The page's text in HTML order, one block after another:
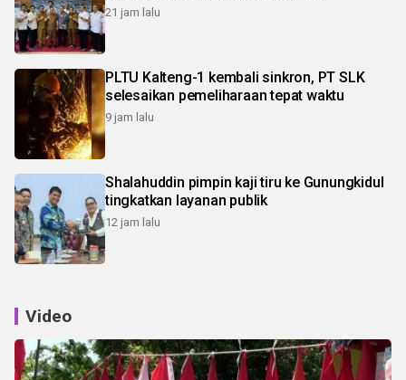
21 jam lalu
PLTU Kalteng-1 kembali sinkron, PT SLK
selesaikan pemeliharaan tepat waktu
9 jam lalu
Shalahuddin pimpin kaji tiru ke Gunungkidul
tingkatkan layanan publik
12 jam lalu
Video